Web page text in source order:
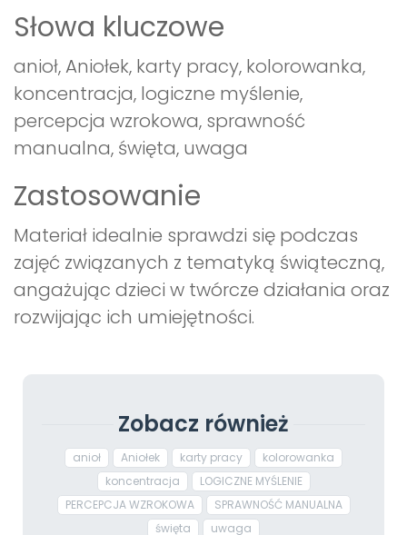
Słowa kluczowe
anioł, Aniołek, karty pracy, kolorowanka,
koncentracja, logiczne myślenie,
percepcja wzrokowa, sprawność
manualna, święta, uwaga
Zastosowanie
Materiał idealnie sprawdzi się podczas
zajęć związanych z tematyką świąteczną,
angażując dzieci w twórcze działania oraz
rozwijając ich umiejętności.
Zobacz również
anioł Aniołek karty pracy
kolorowanka
koncentracja
LOGICZNE MYŚLENIE
PERCEPCJA WZROKOWA
SPRAWNOŚĆ MANUALNA
święta
uwaga